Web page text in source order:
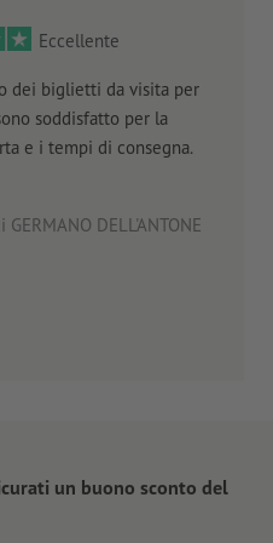
Eccellente
dei biglietti da visita per
soddisfatto per la
e i tempi di consegna.
GERMANO DELL'ANTONE
un buono sconto del